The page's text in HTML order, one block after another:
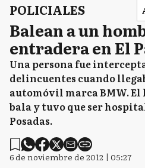
POLICIALES
Balean a un
entradera en El
Una persona fue
delincuentes cuando
automóvil marca BMW. El
bala y tuvo que ser
Posadas.
6 de noviembre de 2012 | 05:27